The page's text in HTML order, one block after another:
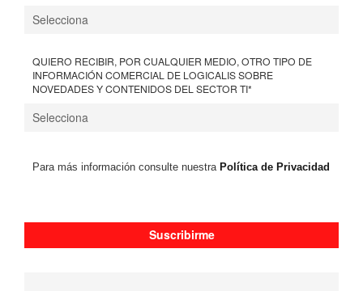
QUIERO RECIBIR, POR CUALQUIER MEDIO, OTRO TIPO DE
INFORMACIÓN COMERCIAL DE LOGICALIS SOBRE
NOVEDADES Y CONTENIDOS DEL SECTOR TI*
Para más información consulte nuestraPolítica de Privacidad